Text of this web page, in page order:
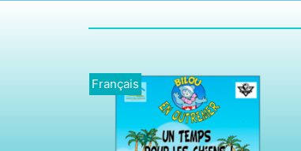
Français